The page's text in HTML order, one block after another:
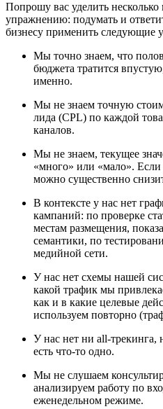
Попрошу вас уделить
упражнению: подумать и
бизнесу применить следующие
Мы точно знаем, что
бюджета тратится
именно.
Мы не знаем точную
лида (CPL) по каждой
каналов.
Мы не знаем, текущее
«много» или «мало». Если
можно существенно
В контексте у нас нет
кампаний: по проверке
местам размещения,
семантики, по
медийной сети.
У нас нет схемы нашей
какой трафик мы
как и в какие целевые
используем повторно
У нас нет ни all-трекинга,
есть что-то одно.
Мы не слушаем
анализируем работу по
еженедельном режиме.